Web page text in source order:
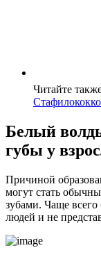
Читайте
Белый
губы у
Причиной
могут стать
зубами. Чаще
людей и не